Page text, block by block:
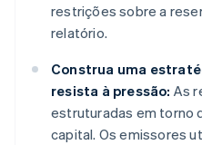
restrições sobre a
relatório.
Construa uma
resista à pressão: As
estruturadas em torno
capital. Os emissores